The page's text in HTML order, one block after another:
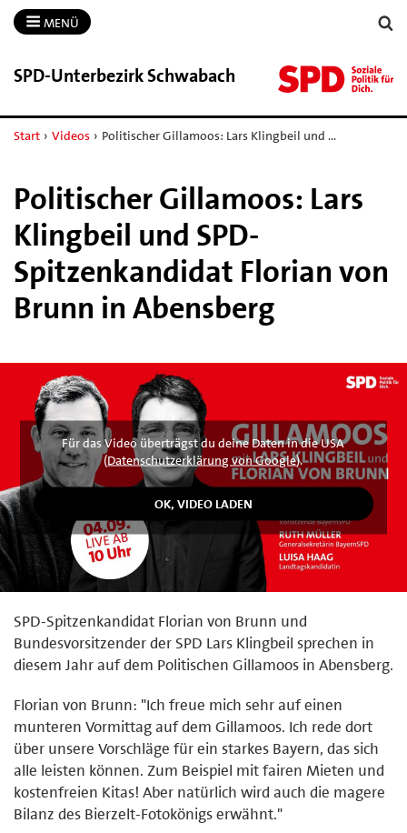
MENÜ
SPD-​Unterbezirk Schwabach
Start › Videos › Politischer Gillamoos: Lars Klingbeil und …
Politischer Gillamoos: Lars
Klingbeil und SPD-
Spitzenkandidat Florian von
Brunn in Abensberg
Für das Video überträgst du deine Daten in die USA
(Datenschutzerklärung von Google).
SPD-Spitzenkandidat Florian von Brunn und
Bundesvorsitzender der SPD Lars Klingbeil sprechen in
diesem Jahr auf dem Politischen Gillamoos in Abensberg.
Florian von Brunn: "Ich freue mich sehr auf einen
munteren Vormittag auf dem Gillamoos. Ich rede dort
über unsere Vorschläge für ein starkes Bayern, das sich
alle leisten können. Zum Beispiel mit fairen Mieten und
kostenfreien Kitas! Aber natürlich wird auch die magere
Bilanz des Bierzelt-Fotokönigs erwähnt."